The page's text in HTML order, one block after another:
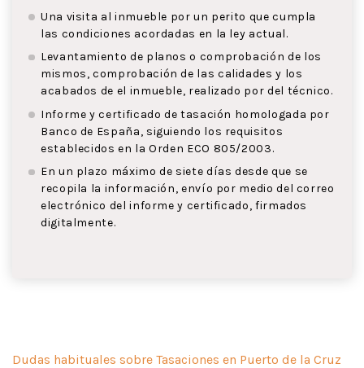
Una visita al inmueble por un perito que cumpla
las condiciones acordadas en la ley actual.
Levantamiento de planos o comprobación de los
mismos, comprobación de las calidades y los
acabados de el inmueble, realizado por del técnico.
Informe y certificado de tasación homologada por
Banco de España, siguiendo los requisitos
establecidos en la Orden ECO 805/2003.
En un plazo máximo de siete días desde que se
recopila la información, envío por medio del correo
electrónico del informe y certificado, firmados
digitalmente.
Dudas habituales sobre Tasaciones en Puerto de la Cruz